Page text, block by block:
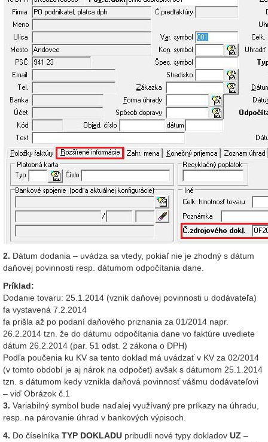
2. Dátum dodania – uvádza sa vtedy, pokiaľ nie je zhodný s dátum
daňovej povinnosti resp. dátumom odpočítania dane.
Príklad:
Dodanie tovaru: 25.1.2014 (vznik daňovej povinnosti u dodávateľa)
fa vystavená 7.2.2014
fa prišla až po podaní daňového priznania za 01/2014 napr.
26.2.2014 tzn. že do dátumu odpočítania dane vo faktúre uvediete
dátum 26.2.2014 (par. 51 odst. 2 zákona o DPH)
Podľa poučenia ku KV sa tento doklad má uvádzať v KV za 02/2014
(v tomto období je aj nárok na odpočet) avšak s dátumom 25.1.2014
tzn. s dátumom kedy vznikla daňová povinnosť vášmu dodávateľovi
– viď Obrázok č.1
3. Variabilný symbol bude naďalej využívaný pre príkazy na úhradu,
resp. na párovanie úhrad v bankových výpisoch.
4. Do číselníka TYP DOKLADU pribudli nové typy dokladov UZ –